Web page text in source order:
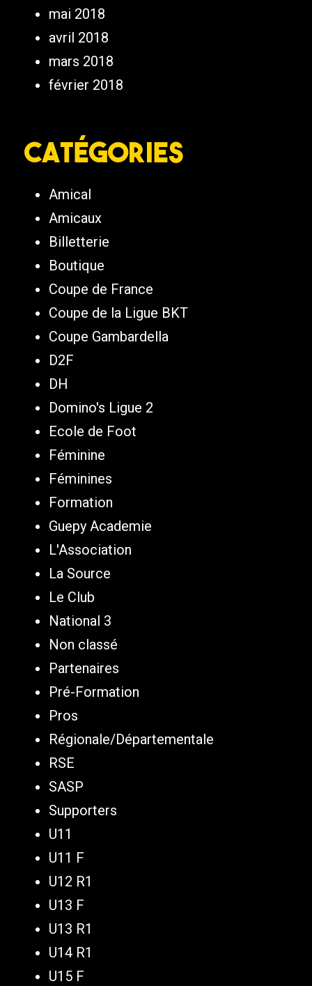
mai 2018
avril 2018
mars 2018
février 2018
Catégories
Amical
Amicaux
Billetterie
Boutique
Coupe de France
Coupe de la Ligue BKT
Coupe Gambardella
D2F
DH
Domino's Ligue 2
Ecole de Foot
Féminine
Féminines
Formation
Guepy Academie
L'Association
La Source
Le Club
National 3
Non classé
Partenaires
Pré-Formation
Pros
Régionale/Départementale
RSE
SASP
Supporters
U11
U11 F
U12 R1
U13 F
U13 R1
U14 R1
U15 F